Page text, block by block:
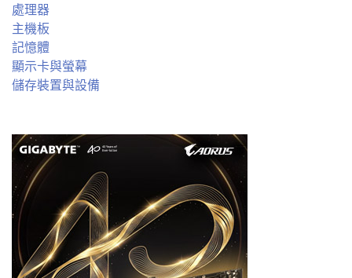
處理器
主機板
記憶體
顯示卡與螢幕
儲存裝置與設備